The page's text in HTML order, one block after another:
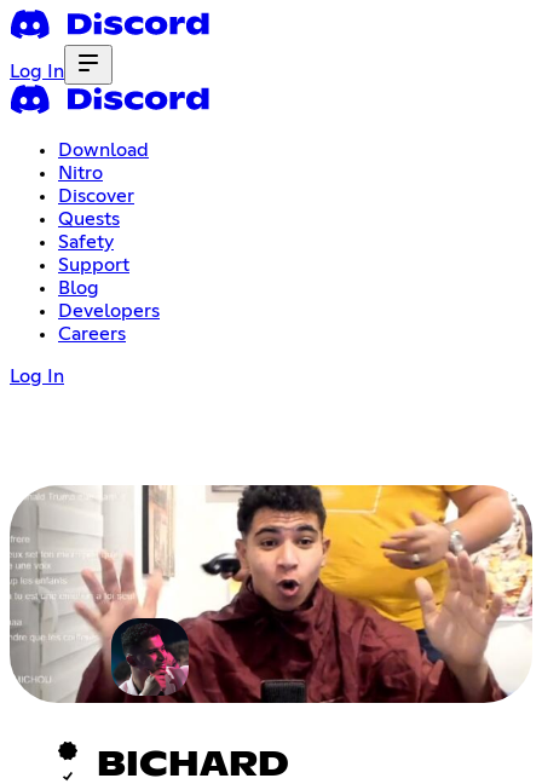
Log In
Download
Nitro
Discover
Quests
Safety
Support
Blog
Developers
Careers
Log In
BICHARD